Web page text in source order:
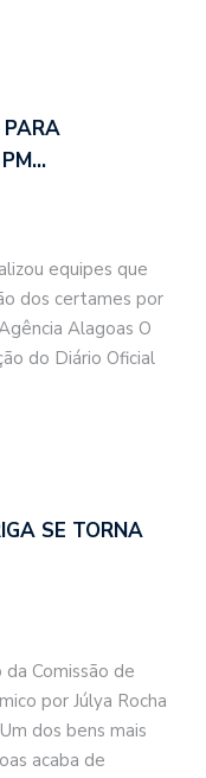
PARA
equipes que
dos certames por
Alagoas O
do Diário Oficial
SE TORNA
Comissão de
por Júlya Rocha
dos bens mais
acaba de